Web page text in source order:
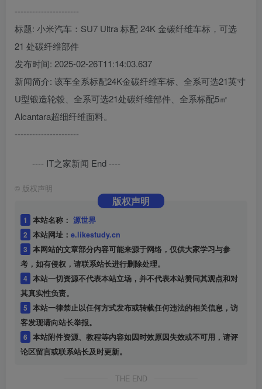
----------------------
标题: 小米汽车：SU7 Ultra 标配 24K 金碳纤维车标，可选
21 处碳纤维部件
发布时间: 2025-02-26T11:14:03.637
新闻简介: 该车全系标配24K金碳纤维车标、全系可选21英寸
U型锻造轮毂、全系可选21处碳纤维部件、全系标配5㎡
Alcantara超细纤维面料。
----------------------
---- IT之家新闻 End ----
© 版权声明
版权声明
1 本站名称： 源世界
2 本站网址： e.likestudy.cn
3 本网站的文章部分内容可能来源于网络，仅供大家学习与参
考，如有侵权，请联系站长进行删除处理。
4 本站一切资源不代表本站立场，并不代表本站赞同其观点和对
其真实性负责。
5 本站一律禁止以任何方式发布或转载任何违法的相关信息，访
客发现请向站长举报。
6 本站附件资源、教程等内容如因时效原因失效或不可用，请评
论区留言或联系站长及时更新。
THE END